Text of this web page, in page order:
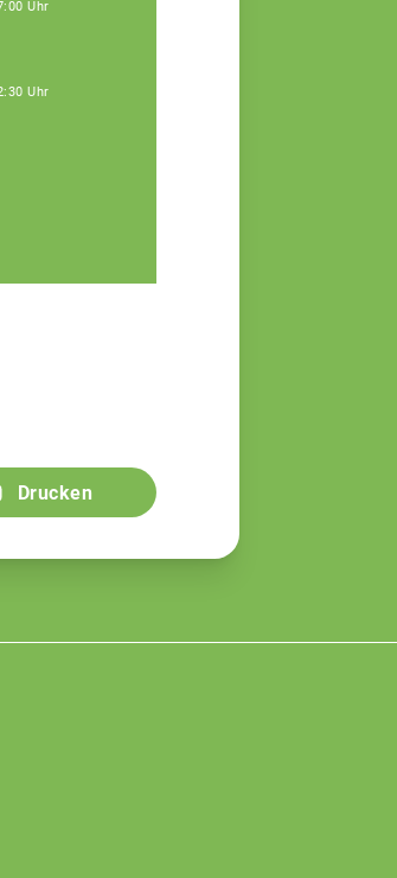
Uhr
Uhr
Drucken